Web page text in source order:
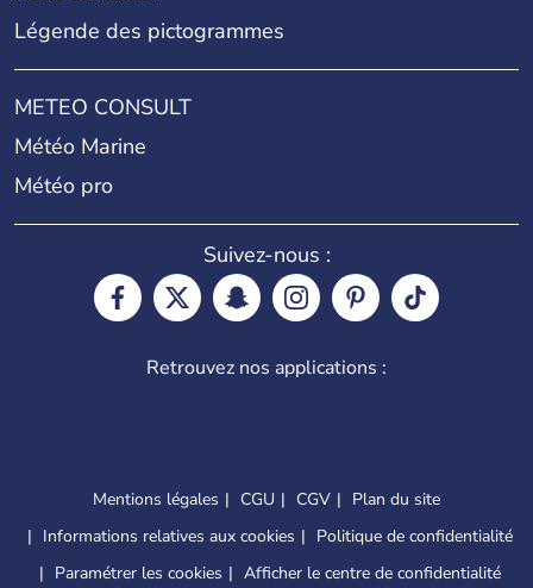
Légende des pictogrammes
METEO CONSULT
Météo Marine
Météo pro
Suivez-nous :
Retrouvez nos applications :
Mentions légales CGU CGV
Plan du site
Informations relatives aux cookies
Politique de confidentialité
Paramétrer les cookies
Afficher le centre de confidentialité